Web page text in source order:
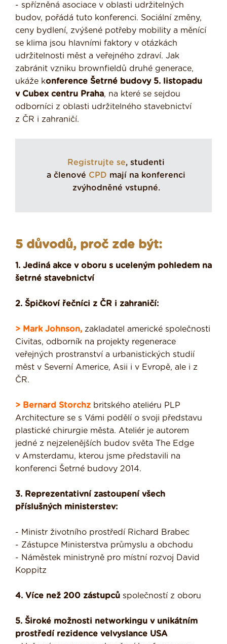
- spřízněná asociace v oblasti udržitelných
budov, pořádá tuto konferenci. Sociální změny,
ceny bydlení, zvýšené potřeby mobility a měnící
se klima jsou hlavními faktory v otázkách
udržitelnosti měst a veřejného zdraví. Jak
zabránit vzniku brownfieldů druhé generace,
ukáže konference Šetrné budovy 5. listopadu
v Cubex centru Praha, na které se sejdou
odborníci z oblasti udržitelného stavebnictví
z ČR i zahraničí.
Registrujte se, studenti
a členové CPD mají na konferenci
zvýhodněné vstupné.
5 důvodů, proč zde být:
1. Jediná akce v oboru s uceleným pohledem na
šetrné stavebnictví
2. Špičkoví řečníci z ČR i zahraničí:
> Mark Johnson, zakladatel americké společnosti
Civitas, odborník na projekty regenerace
veřejných prostranství a urbanistických studií
měst v Severní Americe, Asii i v Evropě, ale i z
ČR.
> Bernard Storchz britského ateliéru PLP
Architecture se s Vámi podělí o svoji představu
plastické chirurgie města. Ateliér je autorem
jedné z nejzelenějších budov světa The Edge
v Amsterdamu, kterou jsme představili na
konferenci Šetrné budovy 2014.
3. Reprezentativní zastoupení všech
příslušných ministerstev:
- Ministr životního prostředí Richard Brabec
- Zástupce Ministerstva průmyslu a obchodu
- Náměstek ministryně pro místní rozvoj David
Koppitz
4. Více než 200 zástupců společností z oboru
5. Široké možnosti networkingu v unikátním
prostředí rezidence velvyslance USA